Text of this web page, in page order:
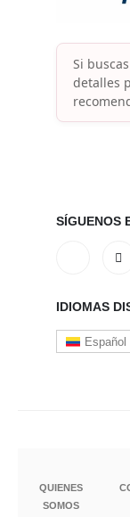
Si
detalles
SÍGUENOS
IDIOMAS
Español
QUIENES
SOMOS